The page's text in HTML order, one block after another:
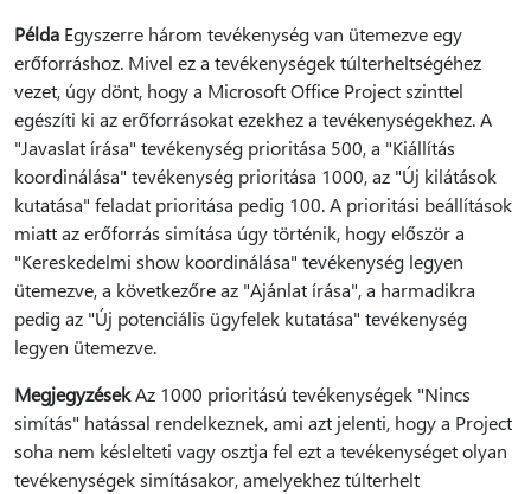
Példa Egyszerre három tevékenység van ütemezve egy
erőforráshoz. Mivel ez a tevékenységek túlterheltségéhez
vezet, úgy dönt, hogy a Microsoft Office Project szinttel
egészíti ki az erőforrásokat ezekhez a tevékenységekhez. A
"Javaslat írása" tevékenység prioritása 500, a "Kiállítás
koordinálása" tevékenység prioritása 1000, az "Új kilátások
kutatása" feladat prioritása pedig 100. A prioritási beállítások
miatt az erőforrás simítása úgy történik, hogy először a
"Kereskedelmi show koordinálása" tevékenység legyen
ütemezve, a következőre az "Ajánlat írása", a harmadikra
pedig az "Új potenciális ügyfelek kutatása" tevékenység
legyen ütemezve.
MegjegyzésekAz 1000 prioritású tevékenységek "Nincs
simítás" hatással rendelkeznek, ami azt jelenti, hogy a Project
soha nem késlelteti vagy osztja fel ezt a tevékenységet olyan
tevékenységek simításakor, amelyekhez túlterhelt